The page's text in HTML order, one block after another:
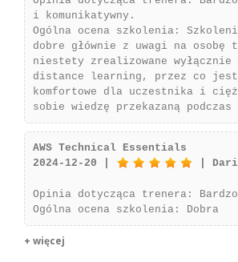
i komunikatywny.
Ogólna ocena szkolenia:
dobre głównie z uwagi na osobę
niestety zrealizowane wyłącznie
distance learning, przez co
komfortowe dla uczestnika i
sobie wiedzę przekazaną
AWS Technical Essentials
2024-12-20 |
|
Opinia dotycząca trenera:
Ogólna ocena szkolenia: Dobra
+ więcej